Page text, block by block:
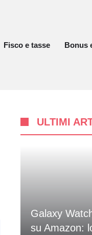
Fisco e tasse Bonus
ULTIMI
Galaxy
su Amazon: